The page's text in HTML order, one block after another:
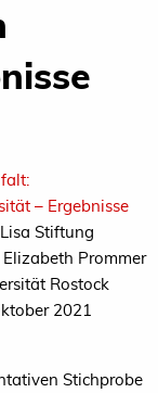
– Ergebnisse
Stiftung
Prommer
Rostock
2021
Stichprobe